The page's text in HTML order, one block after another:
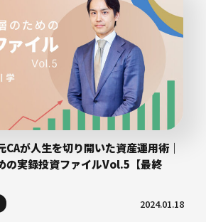
CAが人生を切り開いた資産運用術｜
の実録投資ファイルVol.5【最終
2024.01.18